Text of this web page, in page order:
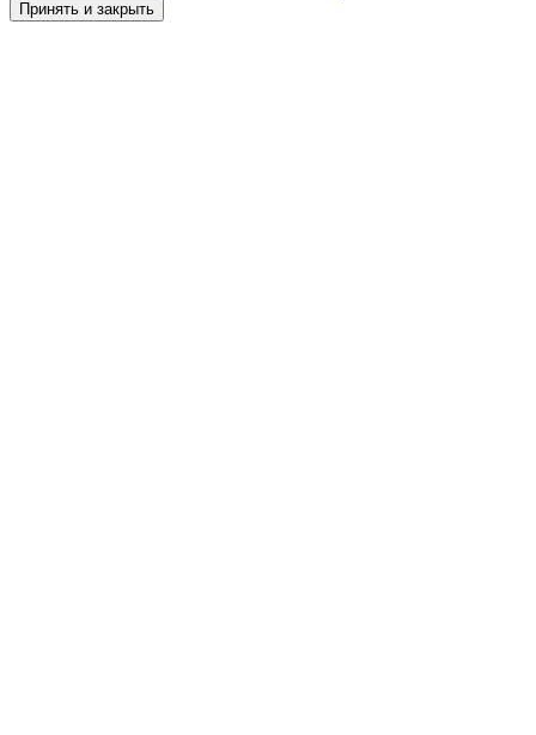
Принять и закрыть